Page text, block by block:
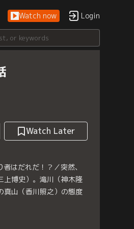
Watch now Login
Watch Later
はだれだ！？／突然、
上博史）。滝川（神木隆
真山（香川照之）の態度